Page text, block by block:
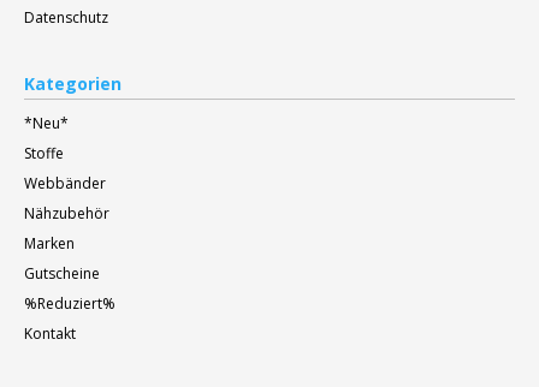
Datenschutz
Kategorien
*Neu*
Stoffe
Webbänder
Nähzubehör
Marken
Gutscheine
%Reduziert%
Kontakt